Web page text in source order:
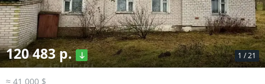
1 /21
120 483 р.
≈ 41 000 $